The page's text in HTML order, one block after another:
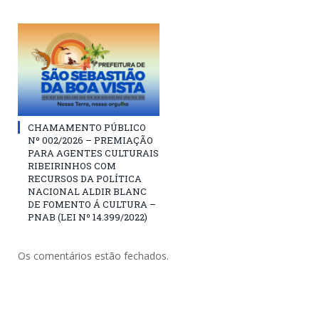
CHAMAMENTO PÚBLICO
Nº 002/2026 – PREMIAÇÃO
PARA AGENTES CULTURAIS
RIBEIRINHOS COM
RECURSOS DA POLÍTICA
NACIONAL ALDIR BLANC
DE FOMENTO Á CULTURA –
PNAB (LEI Nº 14.399/2022)
Os comentários estão fechados.